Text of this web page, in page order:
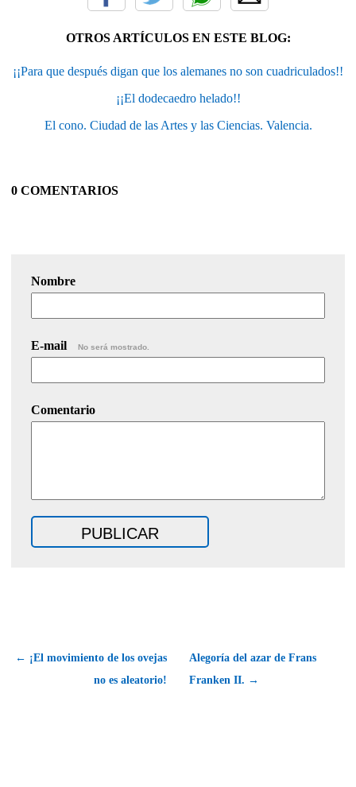
OTROS ARTÍCULOS EN ESTE BLOG:
¡¡Para que después digan que los alemanes no son cuadriculados!!
¡¡El dodecaedro helado!!
El cono. Ciudad de las Artes y las Ciencias. Valencia.
0 COMENTARIOS
Nombre
E-mail No será mostrado.
Comentario
← ¡El movimiento de los ovejas
no es aleatorio!
Alegoría del azar de Frans
Franken II. →